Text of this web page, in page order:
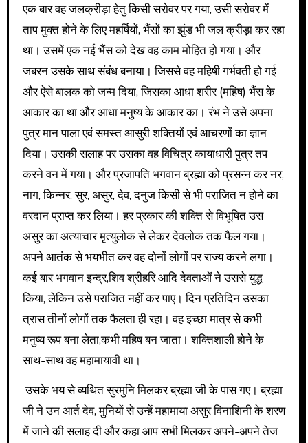
एक बार वह जलक्रीड़ा हेतु किसी सरोवर पर गया, उसी सरोवर में
ताप मुक्त होने के लिए महर्षियों, भैंसों का झुंड भी जल क्रीड़ा कर रहा
था। उसमें एक नई भैंस को देख वह काम मोहित हो गया। और
जबरन उसके साथ संबंध बनाया। जिससे वह महिषी गर्भवती हो गई
और ऐसे बालक को जन्म दिया, जिसका आधा शरीर (महिष) भैंस के
आकार का था और आधा मनुष्य के आकार का। रंभ ने उसे अपना
पुत्र मान पाला एवं समस्त आसुरी शक्तियों एवं आचरणों का ज्ञान
दिया। उसकी सलाह पर उसका वह विचित्र कायाधारी पुत्र तप
करने वन में गया। और प्रजापति भगवान ब्रह्मा को प्रसन्न कर नर,
नाग, किन्नर, सुर, असुर, देव, दनुज किसी से भी पराजित न होने का
वरदान प्राप्त कर लिया। हर प्रकार की शक्ति से विभूषित उस
असुर का अत्याचार मृत्युलोक से लेकर देवलोक तक फैल गया।
अपने आतंक से भयभीत कर वह दोनों लोगों पर राज्य करने लगा।
कई बार भगवान इन्द्र,शिव श्रीहरि आदि देवताओं ने उससे युद्ध
किया, लेकिन उसे पराजित नहीं कर पाए। दिन प्रतिदिन उसका
त्रास तीनों लोगों तक फैलता ही रहा। वह इच्छा मात्र से कभी
मनुष्य रूप बना लेता,कभी महिष बन जाता। शक्तिशाली होने के
साथ-साथ वह महामायावी था।
उसके भय से व्यथित सुरमुनि मिलकर ब्रह्मा जी के पास गए। ब्रह्मा
जी ने उन आर्त देव, मुनियों से उन्हें महामाया असुर विनाशिनी के शरण
में जाने की सलाह दी और कहा आप सभी मिलकर अपने-अपने तेज